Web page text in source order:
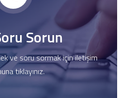
Sorun
ve soru sormak için iletişim
tıklayınız.